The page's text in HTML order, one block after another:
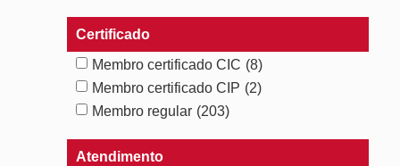
Certificado
Membro certificado CIC (8)
Membro certificado CIP (2)
Membro regular (203)
Atendimento